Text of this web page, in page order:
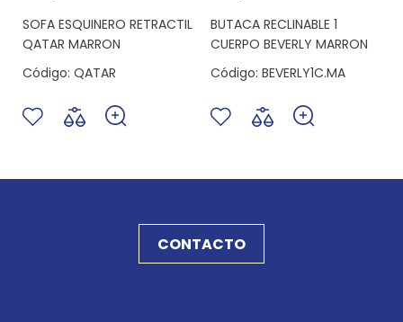
SOFA ESQUINERO RETRACTIL
QATAR MARRON
Código: QATAR
BUTACA RECLINABLE 1
CUERPO BEVERLY MARRON
Código: BEVERLY1C.MA
CONTACTO